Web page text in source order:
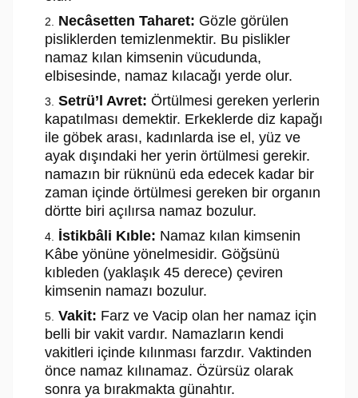
Necâsetten Taharet: Gözle görülen
pisliklerden temizlenmektir. Bu pislikler
namaz kılan kimsenin vücudunda,
elbisesinde, namaz kılacağı yerde olur.
Setrü’l Avret: Örtülmesi gereken yerlerin
kapatılması demektir. Erkeklerde diz kapağı
ile göbek arası, kadınlarda ise el, yüz ve
ayak dışındaki her yerin örtülmesi gerekir.
namazın bir rüknünü eda edecek kadar bir
zaman içinde örtülmesi gereken bir organın
dörtte biri açılırsa namaz bozulur.
İstikbâli Kıble: Namaz kılan kimsenin
Kâbe yönüne yönelmesidir. Göğsünü
kıbleden (yaklaşık 45 derece) çeviren
kimsenin namazı bozulur.
Vakit: Farz ve Vacip olan her namaz için
belli bir vakit vardır. Namazların kendi
vakitleri içinde kılınması farzdır. Vaktinden
önce namaz kılınamaz. Özürsüz olarak
sonra ya bırakmakta günahtır.